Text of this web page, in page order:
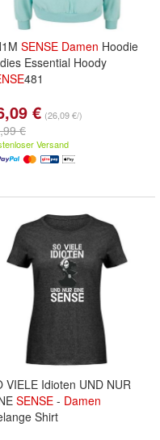
SENSE Damen Hoodie
Essential Hoody
481
€ (26,09 €/)
€
Versand
VIELE Idioten UND NUR
SENSE - Damen
Shirt